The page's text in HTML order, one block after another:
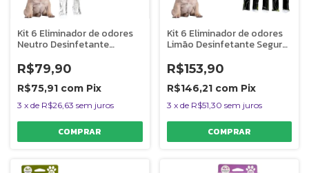
Kit 6 Eliminador de odores
Neutro Desinfetante
Rende 2L
R$79,90
R$75,91 com Pix
3 x de R$26,63 sem juros
Kit 6 Eliminador de odores
Limão Desinfetante Seguro
R$153,90
R$146,21 com Pix
3 x de R$51,30 sem juros